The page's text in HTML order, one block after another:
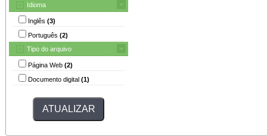
Idioma
Inglês (3)
Português (2)
Tipo do arquivo
Página Web (2)
Documento digital (1)